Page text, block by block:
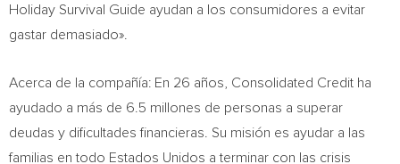
Holiday Survival Guide ayudan a los consumidores a evitar
gastar demasiado».
Acerca de la compañía: En 26 años, Consolidated Credit ha
ayudado a más de 6.5 millones de personas a superar
deudas y dificultades financieras. Su misión es ayudar a las
familias en todo Estados Unidos a terminar con las crisis